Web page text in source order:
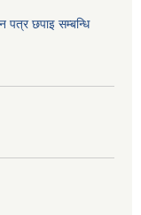
पत्र छपाइ सम्बन्धि